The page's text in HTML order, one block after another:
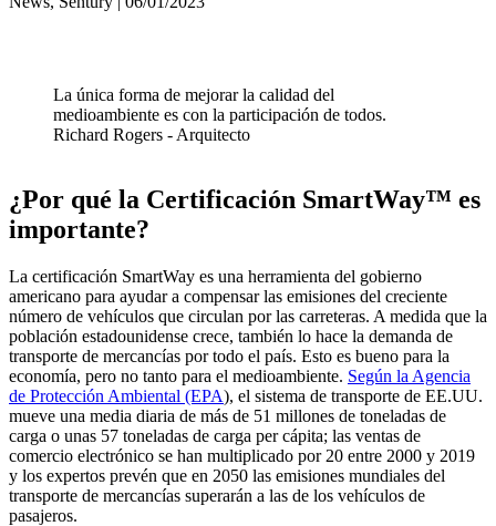
La única forma de mejorar la calidad del
medioambiente es con la participación de todos.
Richard Rogers - Arquitecto
¿Por qué la Certificación SmartWay™ es
importante?
La certificación SmartWay es una herramienta del gobierno
americano para ayudar a compensar las emisiones del creciente
número de vehículos que circulan por las carreteras. A medida que la
población estadounidense crece, también lo hace la demanda de
transporte de mercancías por todo el país. Esto es bueno para la
economía, pero no tanto para el medioambiente. Según la Agencia
de Protección Ambiental (EPA), el sistema de transporte de EE.UU.
mueve una media diaria de más de 51 millones de toneladas de
carga o unas 57 toneladas de carga per cápita; las ventas de
comercio electrónico se han multiplicado por 20 entre 2000 y 2019
y los expertos prevén que en 2050 las emisiones mundiales del
transporte de mercancías superarán a las de los vehículos de
pasajeros.